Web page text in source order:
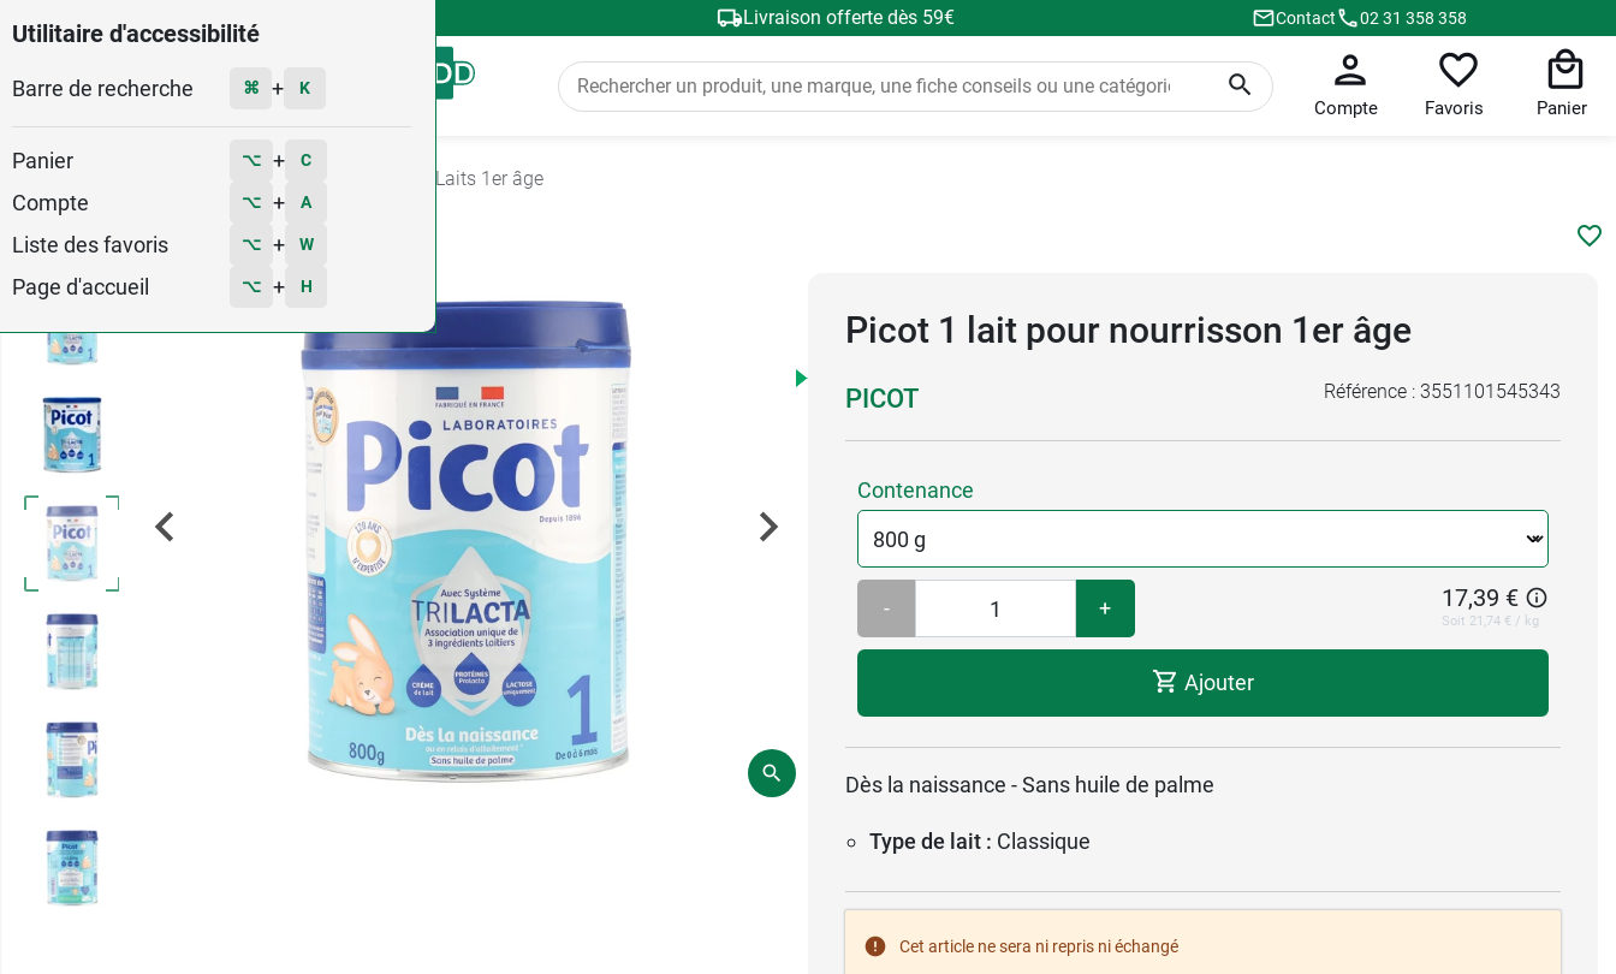
Utilitaire d'accessibilité
Barre de recherche ⌘ + K
Panier ⌥ + C
Compte ⌥ + A
Liste des favoris ⌥ + W
Page d'accueil ⌥ + H
Livraison offerte dès 59€ Contact 02 31 358 358
Menu
Compte Favoris Panier
Laits 1er âge
1
Picot 1 lait pour nourrisson 1er âge
PICOT Référence : 3551101545343
Contenance
- + 17,39 €
Soit 21,74 € / kg
Ajouter
Dès la naissance - Sans huile de palme
Type de lait : Classique
Cet article ne sera ni repris ni échangé